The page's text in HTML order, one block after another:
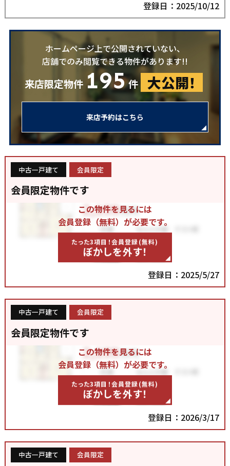
登録日：2025/10/12
ホームページ上で公開されていない、
店舗でのみ閲覧できる物件があります!!
来店限定物件 195件 大公開！
来店予約はこちら
中古一戸建て 会員限定
会員限定物件です
この物件を見るには
会員登録（無料）が必要です。
たった3項目！会員登録(無料)
ぼかしを外す！
登録日：2025/5/27
中古一戸建て 会員限定
会員限定物件です
この物件を見るには
会員登録（無料）が必要です。
たった3項目！会員登録(無料)
ぼかしを外す！
登録日：2026/3/17
中古一戸建て 会員限定